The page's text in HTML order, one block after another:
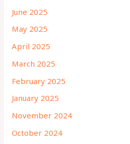
June 2025
May 2025
April 2025
March 2025
February 2025
January 2025
November 2024
October 2024